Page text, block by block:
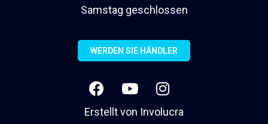
Samstag geschlossen
WERDEN SIE HÄNDLER
Erstellt von Involucra